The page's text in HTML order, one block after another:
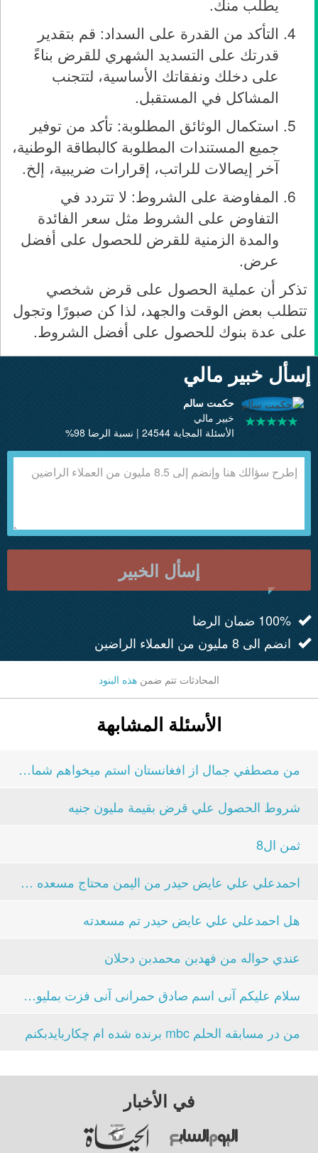
التأكد من القدرة على السداد: قم بتقدير
قدرتك على التسديد الشهري للقرض بناءً
على دخلك ونفقاتك الأساسية، لتتجنب
المشاكل في المستقبل.
استكمال الوثائق المطلوبة: تأكد من توفير
جميع المستندات المطلوبة كالبطاقة الوطنية،
آخر إيصالات للراتب، إقرارات ضريبية، إلخ.
المفاوضة على الشروط: لا تتردد في
التفاوض على الشروط مثل سعر الفائدة
والمدة الزمنية للقرض للحصول على أفضل
عرض.
تذكر أن عملية الحصول على قرض شخصي
تتطلب بعض الوقت والجهد، لذا كن صبورًا وتجول
على عدة بنوك للحصول على أفضل الشروط.
إسأل خبير مالي
حكمت سالم
خبير مالي
الأسئلة المجابة 24544 | نسبة الرضا 98%
إسأل الخبير
100% ضمان الرضا
انضم الى 8 مليون من العملاء الراضين
المحادثات تتم ضمن هذه البنود
الأسئلة المشابهة
من مصطفي جمال از افغانستان استم ميخواهم شماره خود...
شروط الحصول علي قرض بقيمة مليون جنيه
ثمن ال8
احمدعلي علي عايض حيدر من اليمن محتاج مسعده منك...
هل احمدعلي علي عايض حيدر تم مسعدته
عندي حواله من فهدبن محمدبن دحلان
سلام علیکم آنی اسم صادق حمرانی آنی فزت بملیون دلار...
من در مسابقه الحلم mbc برنده شده ام چکاربایدبکنم
في الأخبار